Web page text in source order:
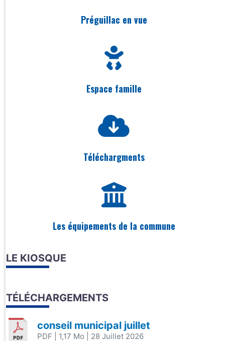
Préguillac en vue
Espace famille
Téléchargments
Les équipements de la commune
LE KIOSQUE
TÉLÉCHARGEMENTS
conseil municipal juillet
PDF | 1,17 Mo | 28 Juillet 2026